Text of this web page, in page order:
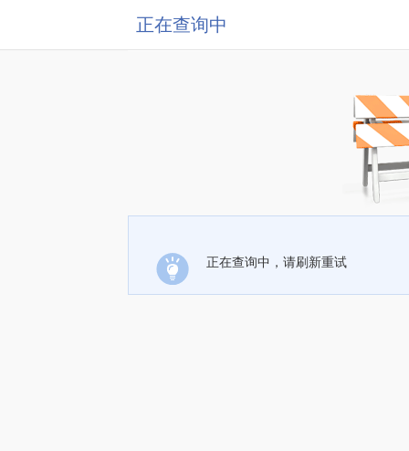
正在查询中
正在查询中，请刷新重试